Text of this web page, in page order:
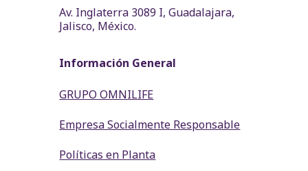
Av. Inglaterra 3089 I, Guadalajara,
Jalisco, México.
Información General
GRUPO OMNILIFE
Empresa Socialmente Responsable
Políticas en Planta